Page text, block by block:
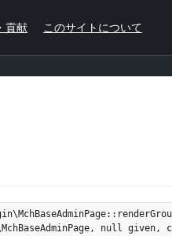
貢献 このサイトについて
null